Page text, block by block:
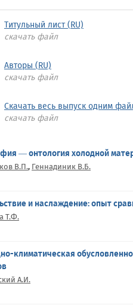
Титульный лист (RU)
скачать файл
Авторы (RU)
скачать файл
Скачать весь выпуск одним
скачать файл
— онтология холодной
В.П., Геннадиник В.Б.
и наслаждение: опыт
Т.Ф.
климатическая
А.И.